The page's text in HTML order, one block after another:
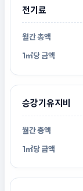
전기료
승강기유지비